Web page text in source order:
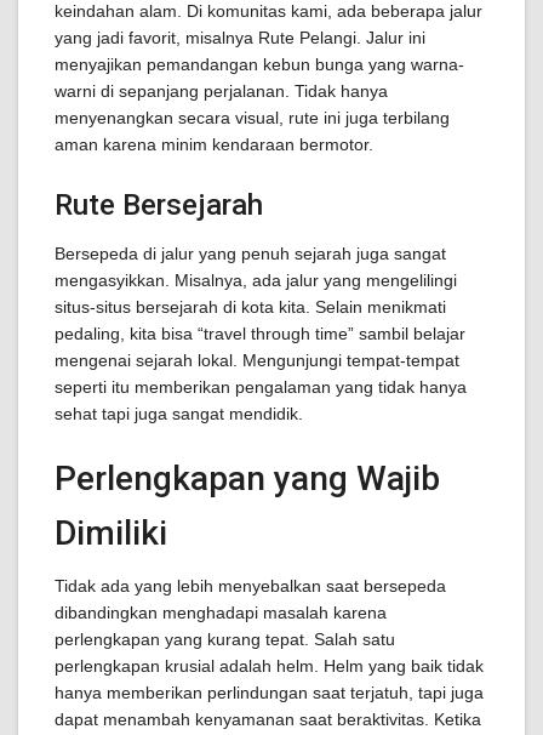
keindahan alam. Di komunitas kami, ada beberapa jalur
yang jadi favorit, misalnya Rute Pelangi. Jalur ini
menyajikan pemandangan kebun bunga yang warna-
warni di sepanjang perjalanan. Tidak hanya
menyenangkan secara visual, rute ini juga terbilang
aman karena minim kendaraan bermotor.
Rute Bersejarah
Bersepeda di jalur yang penuh sejarah juga sangat
mengasyikkan. Misalnya, ada jalur yang mengelilingi
situs-situs bersejarah di kota kita. Selain menikmati
pedaling, kita bisa “travel through time” sambil belajar
mengenai sejarah lokal. Mengunjungi tempat-tempat
seperti itu memberikan pengalaman yang tidak hanya
sehat tapi juga sangat mendidik.
Perlengkapan yang Wajib
Dimiliki
Tidak ada yang lebih menyebalkan saat bersepeda
dibandingkan menghadapi masalah karena
perlengkapan yang kurang tepat. Salah satu
perlengkapan krusial adalah helm. Helm yang baik tidak
hanya memberikan perlindungan saat terjatuh, tapi juga
dapat menambah kenyamanan saat beraktivitas. Ketika